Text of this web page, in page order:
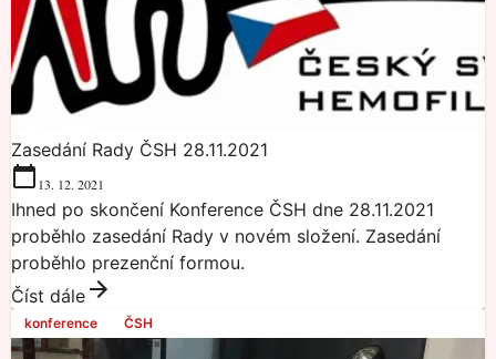
Zasedání Rady ČSH 28.11.2021
13. 12. 2021
Ihned po skončení Konference ČSH dne 28.11.2021
proběhlo zasedání Rady v novém složení. Zasedání
proběhlo prezenční formou.
Číst dále
konference ČSH